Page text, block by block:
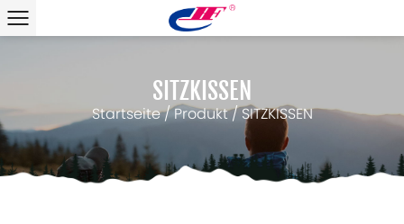
SITZKISSEN
Startseite/Produkt/SITZKISSEN